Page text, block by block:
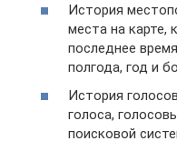
История
места на карте,
последнее
полгода, год и
История
голоса,
поисковой